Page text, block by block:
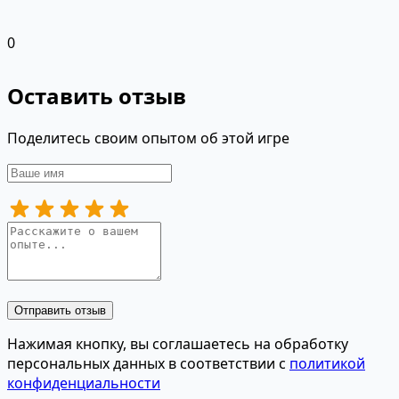
0
Оставить отзыв
Поделитесь своим опытом об этой игре
Отправить отзыв
Нажимая кнопку, вы соглашаетесь на обработку
персональных данных в соответствии с политикой
конфиденциальности